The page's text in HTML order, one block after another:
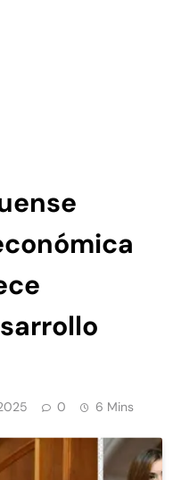
0 6 Mins